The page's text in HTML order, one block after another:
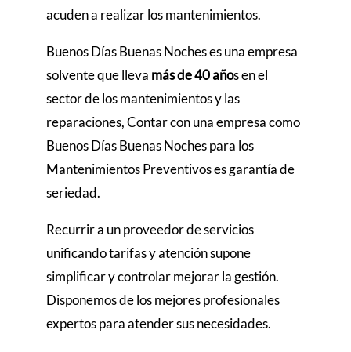
acuden a realizar los mantenimientos.
Buenos Días Buenas Noches es una empresa
solvente que lleva más de 40 años en el
sector de los mantenimientos y las
reparaciones, Contar con una empresa como
Buenos Días Buenas Noches para los
Mantenimientos Preventivos es garantía de
seriedad.
Recurrir a un proveedor de servicios
unificando tarifas y atención supone
simplificar y controlar mejorar la gestión.
Disponemos de los mejores profesionales
expertos para atender sus necesidades.